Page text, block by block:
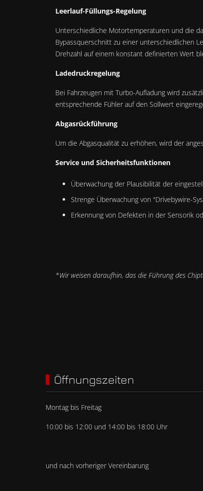
Leerlauf-Füllungs-Regelung
Unterschiedliche Motortemperaturen und die
Bypassquerschnitt zu einer unterschiedlichen
Drehzahl auf einem konstant definierten Wert
Ladedruckregelung
Bei Fahrzeugen mit Turbo-Aufladung wird
entsprechende Fühler auf den Sollwert
Abgasrückführung
Um die Abgasqualität zu erhöhen, wird der
Service und Sicherheitsfunktionen
Überwachung der Plausibilität der
Strenge Überwachung von "Drivebywire-
Erkennung von Defekten in der Sensorik
*Wir weisen daraufhin, das die Führung des
Öffnungszeiten
Montag bis Freitag
10:00 bis 12:00 und 14:00 bis 18:00 Uhr
und nach vorheriger Vereinbarung